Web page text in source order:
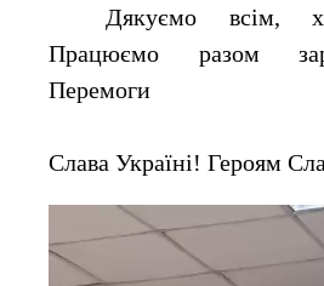
Дякуємо всім,
Працюємо разом
Перемоги
Слава Україні! Героям